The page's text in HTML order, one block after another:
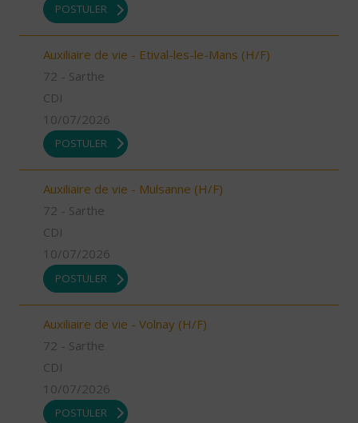
POSTULER
Auxiliaire de vie - Etival-les-le-Mans (H/F)
72 - Sarthe
CDI
10/07/2026
POSTULER
Auxiliaire de vie - Mulsanne (H/F)
72 - Sarthe
CDI
10/07/2026
POSTULER
Auxiliaire de vie - Volnay (H/F)
72 - Sarthe
CDI
10/07/2026
POSTULER